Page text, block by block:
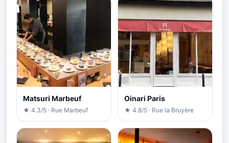
Matsuri Marbeuf
★ 4.3/5 · Rue Marbeuf
Oinari Paris
★ 4.8/5 · Rue la Bruyère